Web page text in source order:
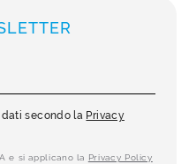
secondo la Privacy
e si applicano la Privacy Policy